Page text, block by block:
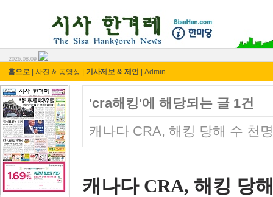
2026.08.09
홈으로 사진 & 동영상 기사제보 & 제언 Admin
'cra해킹'에 해당되는 글 1건
캐나다 CRA, 해킹 당해 수 천
캐나다 CRA, 해킹 당